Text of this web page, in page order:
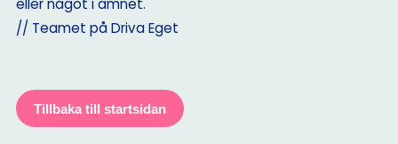
eller något i ämnet.
// Teamet på Driva Eget
Tillbaka till startsidan